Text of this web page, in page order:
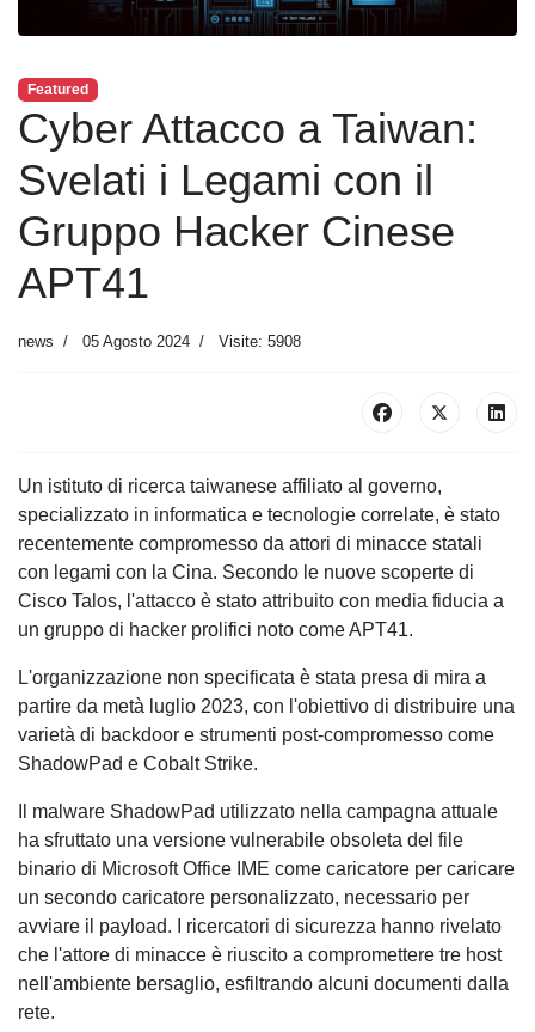
Featured
Cyber Attacco a Taiwan:
Svelati i Legami con il
Gruppo Hacker Cinese
APT41
news 05 Agosto 2024 Visite: 5908
Un istituto di ricerca taiwanese affiliato al governo,
specializzato in informatica e tecnologie correlate, è stato
recentemente compromesso da attori di minacce statali
con legami con la Cina. Secondo le nuove scoperte di
Cisco Talos, l'attacco è stato attribuito con media fiducia a
un gruppo di hacker prolifici noto come APT41.
L'organizzazione non specificata è stata presa di mira a
partire da metà luglio 2023, con l'obiettivo di distribuire una
varietà di backdoor e strumenti post-compromesso come
ShadowPad e Cobalt Strike.
Il malware ShadowPad utilizzato nella campagna attuale
ha sfruttato una versione vulnerabile obsoleta del file
binario di Microsoft Office IME come caricatore per caricare
un secondo caricatore personalizzato, necessario per
avviare il payload. I ricercatori di sicurezza hanno rivelato
che l'attore di minacce è riuscito a compromettere tre host
nell'ambiente bersaglio, esfiltrando alcuni documenti dalla
rete.